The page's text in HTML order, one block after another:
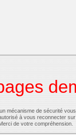
mécanisme de sécurité
à vous reconnecter sur
de votre compréhension.